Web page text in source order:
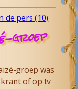
de pers (10)
groep
groep was
krant of op tv